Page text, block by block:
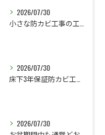
2026/07/30
2026/07/30
2026/07/30